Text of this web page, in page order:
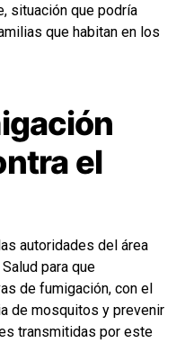
situación que podría
que habitan en los
el
autoridades del área
para que
de fumigación, con el
de mosquitos y prevenir
transmitidas por este